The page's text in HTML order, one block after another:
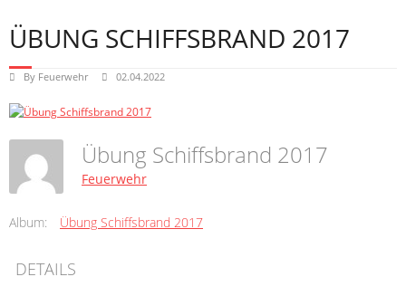
ÜBUNG SCHIFFSBRAND 2017
By Feuerwehr 02.04.2022
Übung Schiffsbrand 2017
Feuerwehr
Album: Übung Schiffsbrand 2017
DETAILS